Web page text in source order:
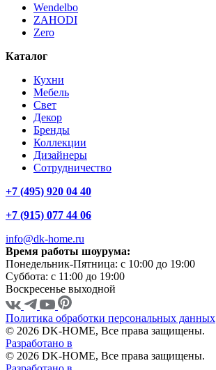
Wendelbo
ZAHODI
Zero
Каталог
Кухни
Мебель
Свет
Декор
Бренды
Коллекции
Дизайнеры
Сотрудничество
+7 (495) 920 04 40
+7 (915) 077 44 06
info@dk-home.ru
Время работы шоурума:
Понедельник-Пятница: c 10:00 до 19:00
Суббота: c 11:00 до 19:00
Воскресенье выходной
Политика обработки персональных данных
© 2026 DK-HOME, Все права защищены.
Разработано в
© 2026 DK-HOME, Все права защищены.